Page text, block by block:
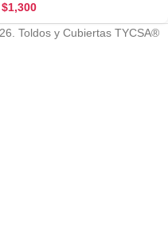
$1,300
Toldos y Cubiertas TYCSA®